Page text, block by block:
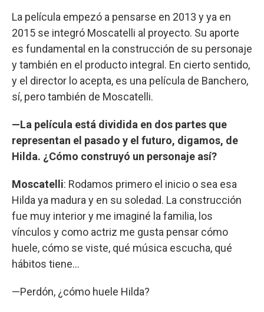
La película empezó a pensarse en 2013 y ya en
2015 se integró Moscatelli al proyecto. Su aporte
es fundamental en la construcción de su personaje
y también en el producto integral. En cierto sentido,
y el director lo acepta, es una película de Banchero,
sí, pero también de Moscatelli.
—La película está dividida en dos partes que
representan el pasado y el futuro, digamos, de
Hilda. ¿Cómo construyó un personaje así?
Moscatelli: Rodamos primero el inicio o sea esa
Hilda ya madura y en su soledad. La construcción
fue muy interior y me imaginé la familia, los
vínculos y como actriz me gusta pensar cómo
huele, cómo se viste, qué música escucha, qué
hábitos tiene...
—Perdón, ¿cómo huele Hilda?